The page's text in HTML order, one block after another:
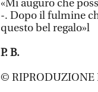
«Mi auguro che
-. Dopo il fulmine
questo bel regalo»l
P. B.
© RIPRODUZIONE